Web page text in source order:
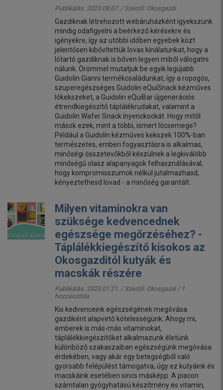
Publikálás: 2023.08.07. / Szerző: Okosgazdi
Gazdiknak létrehozott webáruházként igyekszünk
mindig odafigyelni a beérkező kérésekre és
igényekre, így az utóbbi időben egyebek közt
jelentősen kibővítettük lovas kínálatunkat, hogy a
lótartó gazdiknak is bőven legyen miből válogatni
nálunk. Örömmel mutatjuk be egyik legújabb
Guidolin Gianni termékcsaládunkat, így a ropogós,
szuperegészséges Guidolin eQuiSnack kézműves
lókekszeket, a Guidolin eQuiBar újgenerációs
étrendkiegészítő táplálékrudakat, valamint a
Guidolin Wafer Snack ínyenckockát. Hogy mitől
mások ezek, mint a többi, ismert lócsemege?
Például a Guidolin kézműves kekszek 100%-ban
természetes, emberi fogyasztásra is alkalmas,
minőségi összetevőkből készülnek a legkiválóbb
minőségű olasz alapanyagok felhasználásával,
hogy kompromisszumok nélkül jutalmazhasd,
kényeztethesd lovad - a minőség garantált.
Milyen vitaminokra van
szüksége kedvencednek
egészsége megőrzéséhez? -
Táplálékkiegészítő kisokos az
Okosgazditól kutyák és
macskák részére
Publikálás: 2023.01.21. / Szerző: Okosgazdi / 1
hozzászólás
Kis kedvenceink egészségének megóvása
gazdiként alapvető kötelességünk. Ahogy mi,
emberek is más-más vitaminokat,
táplálékkiegészítőket alkalmazunk életünk
különböző szakaszaiban egészségünk megóvása
érdekében, vagy akár egy betegségből való
gyorsabb felépülést támogatva, úgy ez kutyáink és
macskáink esetében sincs másképp. A piacon
számtalan gyógyhatású készítmény és vitamin,